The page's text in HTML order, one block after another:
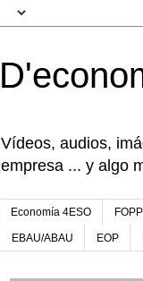
Vídeos, audios,
empresa ... y algo
Economía 4ESO
EBAU/ABAU EOP